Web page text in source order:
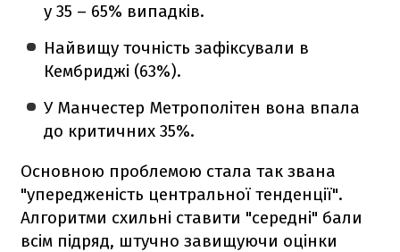
у 35 – 65% випадків.
Найвищу точність зафіксували в
Кембриджі (63%).
У Манчестер Метрополітен вона впала
до критичних 35%.
Основною проблемою стала так звана
"упередженість центральної тенденції".
Алгоритми схильні ставити "середні" бали
всім підряд, штучно завищуючи оцінки